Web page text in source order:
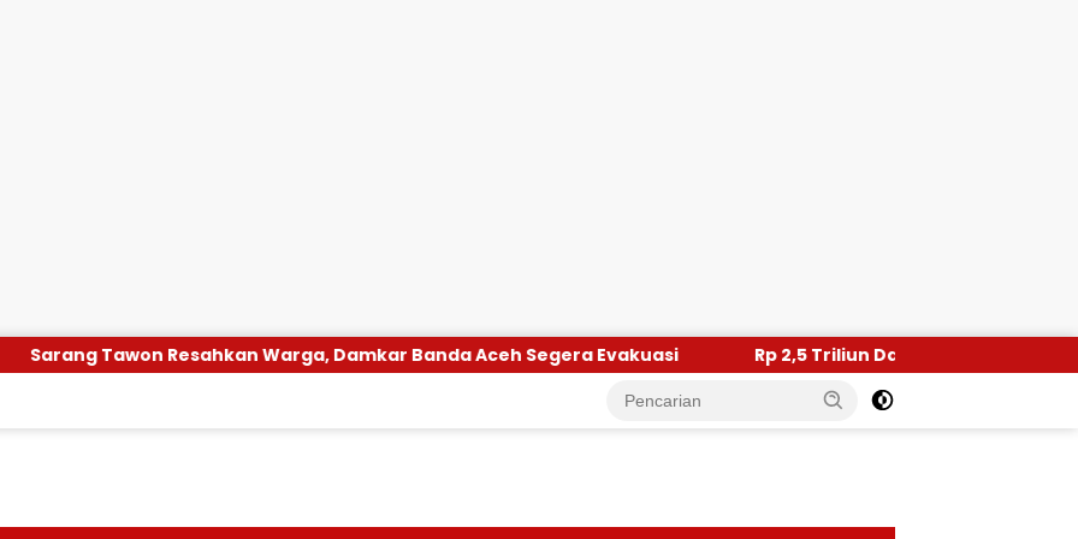
Warga, Damkar Banda Aceh Segera Evakuasi Rp 2,5 Triliun Dana Kementan untuk Bencana,